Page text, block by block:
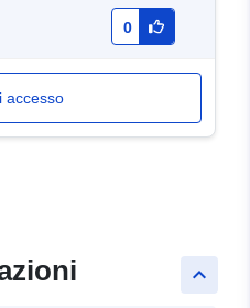
0
accesso
keyboard_arrow_up